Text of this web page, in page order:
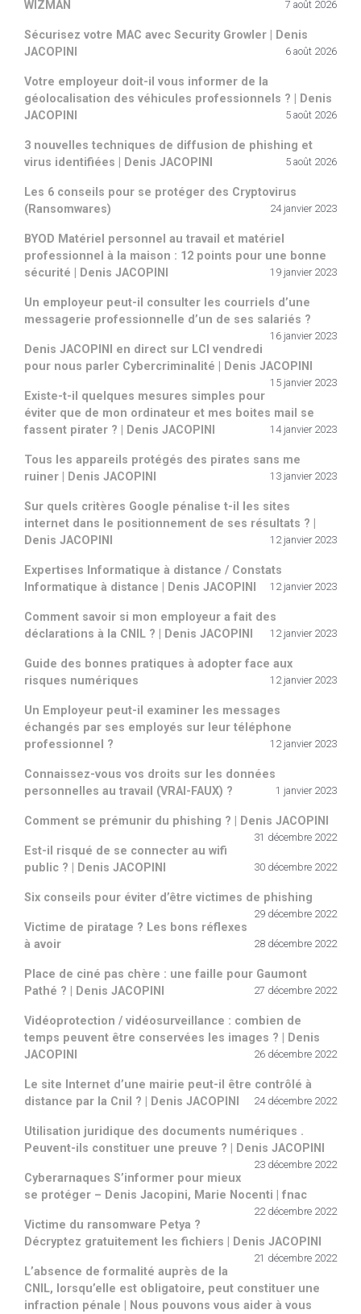
WIZMAN 7 août 2026
Sécurisez votre MAC avec Security Growler | Denis
JACOPINI
6 août 2026
Votre employeur doit-il vous informer de la
géolocalisation des véhicules professionnels ? | Denis
JACOPINI
5 août 2026
3 nouvelles techniques de diffusion de phishing et
virus identifiées | Denis JACOPINI
5 août 2026
Les 6 conseils pour se protéger des Cryptovirus
(Ransomwares)
24 janvier 2023
BYOD Matériel personnel au travail et matériel
professionnel à la maison : 12 points pour une bonne
sécurité | Denis JACOPINI
19 janvier 2023
Un employeur peut-il consulter les courriels d’une
messagerie professionnelle d’un de ses salariés ?
16 janvier 2023
Denis JACOPINI en direct sur LCI vendredi
pour nous parler Cybercriminalité | Denis JACOPINI
15 janvier 2023
Existe-t-il quelques mesures simples pour
éviter que de mon ordinateur et mes boites mail se
fassent pirater ? | Denis JACOPINI
14 janvier 2023
Tous les appareils protégés des pirates sans me
ruiner | Denis JACOPINI
13 janvier 2023
Sur quels critères Google pénalise t-il les sites
internet dans le positionnement de ses résultats ? |
Denis JACOPINI
12 janvier 2023
Expertises Informatique à distance / Constats
Informatique à distance | Denis JACOPINI
12 janvier 2023
Comment savoir si mon employeur a fait des
déclarations à la CNIL ? | Denis JACOPINI
12 janvier 2023
Guide des bonnes pratiques à adopter face aux
risques numériques
12 janvier 2023
Un Employeur peut-il examiner les messages
échangés par ses employés sur leur téléphone
professionnel ?
12 janvier 2023
Connaissez-vous vos droits sur les données
personnelles au travail (VRAI-FAUX) ?
1 janvier 2023
Comment se prémunir du phishing ? | Denis JACOPINI
31 décembre 2022
Est-il risqué de se connecter au wifi
public ? | Denis JACOPINI
30 décembre 2022
Six conseils pour éviter d’être victimes de phishing
29 décembre 2022
Victime de piratage ? Les bons réflexes
à avoir
28 décembre 2022
Place de ciné pas chère : une faille pour Gaumont
Pathé ? | Denis JACOPINI
27 décembre 2022
Vidéoprotection / vidéosurveillance : combien de
temps peuvent être conservées les images ? | Denis
JACOPINI
26 décembre 2022
Le site Internet d’une mairie peut-il être contrôlé à
distance par la Cnil ? | Denis JACOPINI
24 décembre 2022
Utilisation juridique des documents numériques .
Peuvent-ils constituer une preuve ? | Denis JACOPINI
23 décembre 2022
Cyberarnaques S’informer pour mieux
se protéger – Denis Jacopini, Marie Nocenti | fnac
22 décembre 2022
Victime du ransomware Petya ?
Décryptez gratuitement les fichiers | Denis JACOPINI
21 décembre 2022
L’absence de formalité auprès de la
CNIL, lorsqu’elle est obligatoire, peut constituer une
infraction pénale | Nous pouvons vous aider à vous